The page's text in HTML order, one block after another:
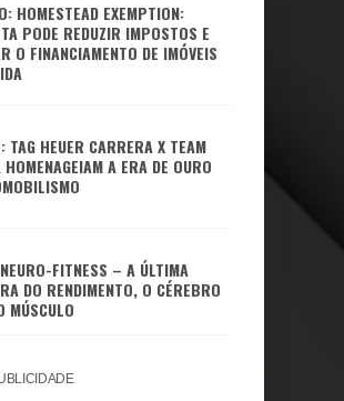
HOMESTEAD EXEMPTION:
PODE REDUZIR IMPOSTOS E
O FINANCIAMENTO DE IMÓVEIS
TAG HEUER CARRERA X TEAM
HOMENAGEIAM A ERA DE OURO
FITNESS – A ÚLTIMA
DO RENDIMENTO, O CÉREBRO
MÚSCULO